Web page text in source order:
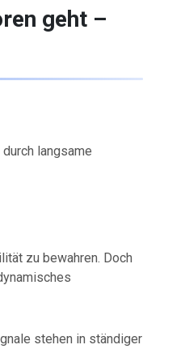
geht –
langsame
zu bewahren. Doch
stehen in ständiger